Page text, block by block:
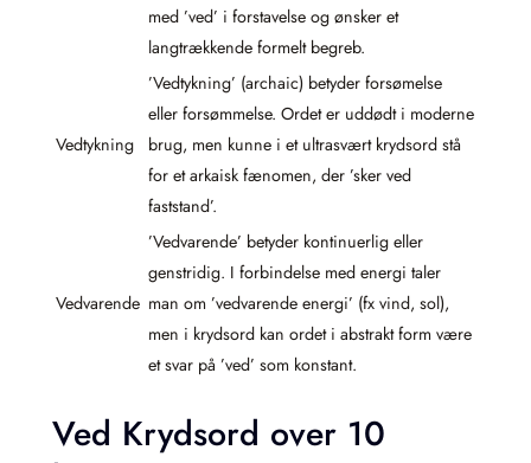
med ’ved’ i forstavelse og ønsker et
langtrækkende formelt begreb.
Vedtykning
’Vedtykning’ (archaic) betyder forsømelse
eller forsømmelse. Ordet er uddødt i moderne
brug, men kunne i et ultrasvært krydsord stå
for et arkaisk fænomen, der ’sker ved
faststand’.
Vedvarende
’Vedvarende’ betyder kontinuerlig eller
genstridig. I forbindelse med energi taler
man om ’vedvarende energi’ (fx vind, sol),
men i krydsord kan ordet i abstrakt form være
et svar på ’ved’ som konstant.
Ved Krydsord over 10